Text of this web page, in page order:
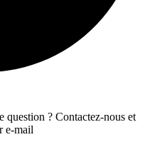
question ? Contactez-nous et
e-mail